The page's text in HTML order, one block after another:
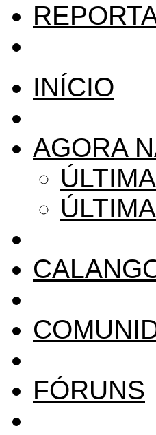
INÍCIO
AGORA
FÓRUNS